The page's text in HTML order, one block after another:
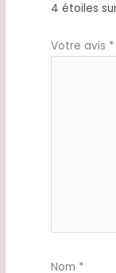
4 étoiles
Votre avis *
Nom *